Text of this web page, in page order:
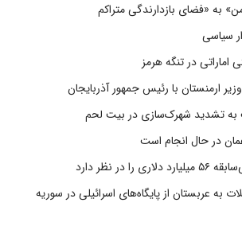
به «فضای بازدارندگی متراکم
سیاسی
در تنگه هرمز
ارمنستان با رئیس جمهور آذربایجان
تشدید شهرک‌سازی در بیت‌ لحم
در حال انجام است
در نظر دارد
به عربستان از پایگاه‌های اسرائیلی در سوریه